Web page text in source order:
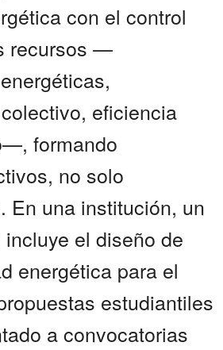
con el control
recursos —
eficiencia
formando
no solo
En una institución, un
el diseño de
energética para el
estudiantiles
a convocatorias